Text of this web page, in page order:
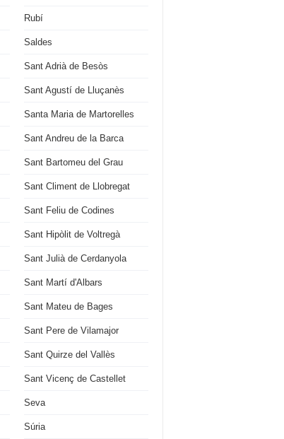
Rubí
Saldes
Sant Adrià de Besòs
Sant Agustí de Lluçanès
Santa Maria de Martorelles
Sant Andreu de la Barca
Sant Bartomeu del Grau
Sant Climent de Llobregat
Sant Feliu de Codines
Sant Hipòlit de Voltregà
Sant Julià de Cerdanyola
Sant Martí d'Albars
Sant Mateu de Bages
Sant Pere de Vilamajor
Sant Quirze del Vallès
Sant Vicenç de Castellet
Seva
Súria